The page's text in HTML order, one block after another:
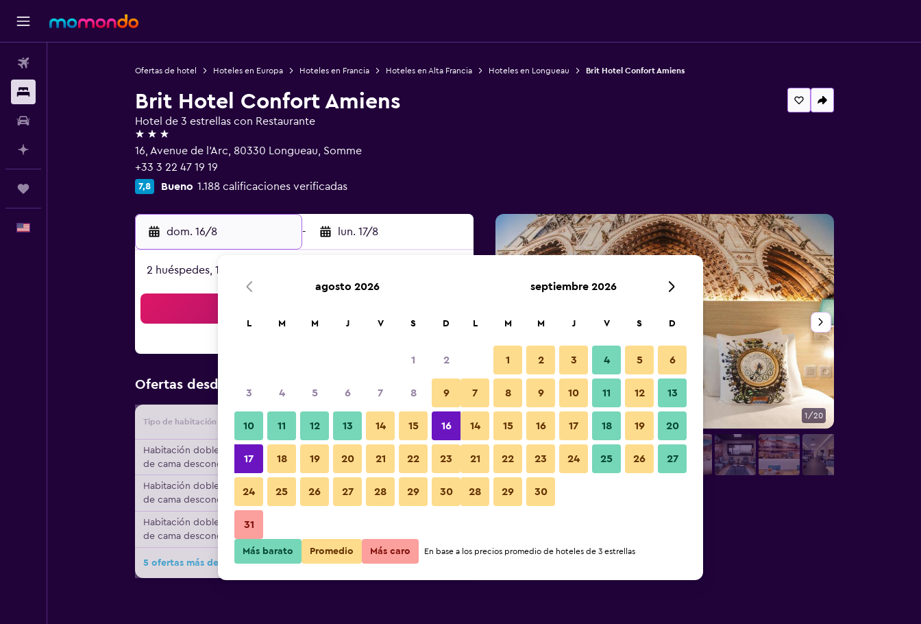
Ofertas de hotel Hoteles en Europa Hoteles en Francia Hoteles en Alta Francia Hoteles en Longueau Brit Hotel Confort Amiens
Brit Hotel Confort Amiens
Hotel de 3 estrellas con Restaurante
3 estrellas
16, Avenue de l'Arc, 80330 Longueau, Somme
+33 3 22 47 19 19
7,8 Bueno 1.188 calificaciones verificadas
dom. 16/8 - lun. 17/8
2 huéspedes, 1 habitación
Ofertas desde Oferta más barata de precio por noche
Tipo de habitación Proveedor Total noche
Habitación doble, tipo
de cama desconocido
$62 Ver oferta
Habitación doble, tipo
de cama desconocido
$70 Ver oferta
Habitación doble, tipo
de cama desconocido
5 ofertas más de Brit Hotel Confort Amiens
Servicio de la habitación 1/20
Fotos
agosto 2026
L M M J V S D
1 2
3 4 5 6 7 8 9
10 11 12 13 14 15 16
17 18 19 20 21 22 23
24 25 26 27 28 29 30
31
septiembre 2026
L M M J V S D
1 2 3 4 5 6
7 8 9 10 11 12 13
14 15 16 17 18 19 20
21 22 23 24 25 26 27
28 29 30
Más barato Promedio Más caro En base a los precios promedio de hoteles de 3 estrellas